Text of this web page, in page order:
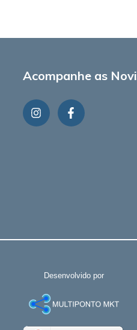
Acompanhe as
Desenvolvido por